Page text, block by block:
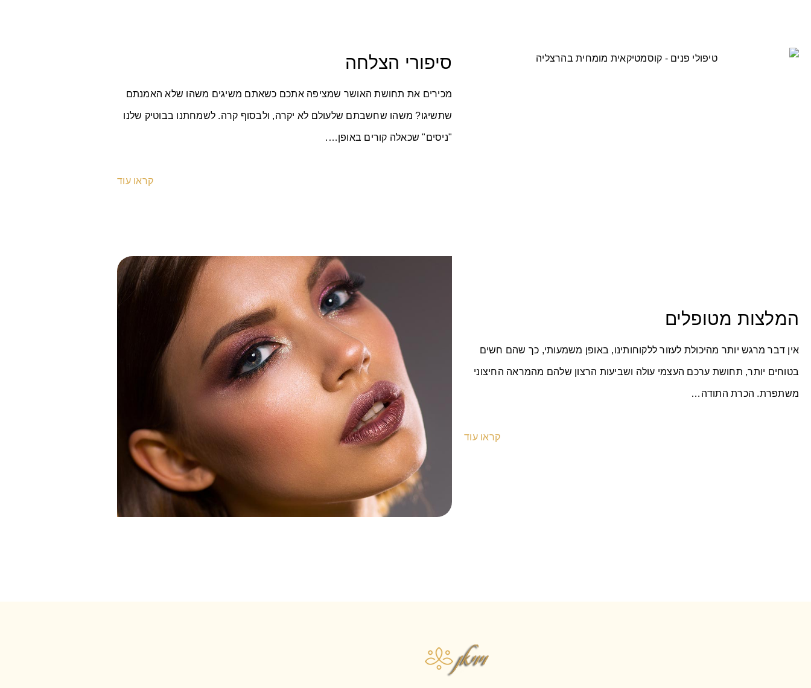
סיפורי הצלחה
מכירים את תחושת האושר שמציפה אתכם כשאתם משיגים משהו שלא האמנתם
שתשיגו? משהו שחשבתם שלעולם לא יקרה, ולבסוף קרה. לשמחתנו בבוטיק שלנו
"ניסים" שכאלה קורים באופן….
קראו עוד
המלצות מטופלים
אין דבר מרגש יותר מהיכולת לעזור ללקוחותינו, באופן משמעותי, כך שהם חשים
בטוחים יותר, תחושת ערכם העצמי עולה ושביעות הרצון שלהם מהמראה החיצוני
משתפרת. הכרת התודה…
קראו עוד